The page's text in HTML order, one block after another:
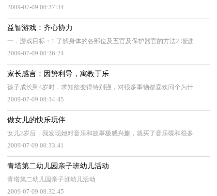
2009-07-09 08:37:34
益智游戏：齐心协力
一．游戏目标：1.了解身体的各部位及五官及保护器官的方法2.增进
2009-07-09 08:36:24
家长感言：因势利导，寓教于乐
孩子成长到4岁时，求知欲变得特别强，对很多事物都喜欢问个为什
2009-07-09 08:34:45
做女儿的快乐玩伴
女儿2岁后，我发现她对音乐和故事极感兴趣，就买了音乐碟和很多
2009-07-09 08:33:41
青塔第二幼儿园亲子班幼儿活动
青塔第二幼儿园亲子班幼儿活动
2009-07-09 08:32:45